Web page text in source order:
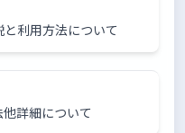
利用方法について
詳細について